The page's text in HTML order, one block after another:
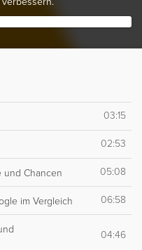
03:15
02:53
und Chancen 05:08
im Vergleich 06:58
04:46